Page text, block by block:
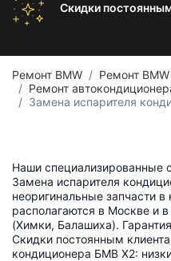
Скидки
Ремонт BMW
Ремонт
Ремонт
Замена испарителя
Наши специализированные
Замена испарителя
неоригинальные запчасти
располагаются в Москве и
(Химки, Балашиха).
Скидки постоянным
кондиционера БМВ Х2: